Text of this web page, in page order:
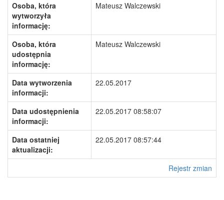
Osoba, która
wytworzyła
informację:
Mateusz Walczewski
Osoba, która
udostępnia
informację:
Mateusz Walczewski
Data wytworzenia
informacji:
22.05.2017
Data udostępnienia
informacji:
22.05.2017 08:58:07
Data ostatniej
aktualizacji:
22.05.2017 08:57:44
Rejestr zmian